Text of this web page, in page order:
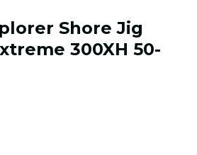
Shore Jig
300XH 50-